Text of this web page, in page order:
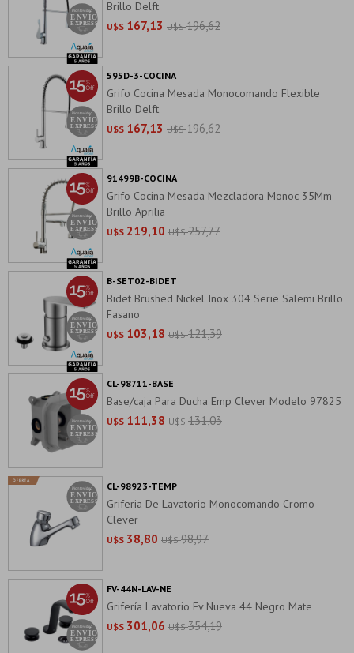
Brillo Delft
U$S 167,13 U$S 196,62
Grifo Cocina Mesada Monocomando Flexible
Brillo Delft
U$S 167,13 U$S 196,62
595D-3-COCINA
Grifo Cocina Mesada Mezcladora Monoc 35Mm
Brillo Aprilia
U$S 219,10 U$S 257,77
91499B-COCINA
Bidet Brushed Nickel Inox 304 Serie Salemi Brillo
Fasano
U$S 103,18 U$S 121,39
B-SET02-BIDET
Base/caja Para Ducha Emp Clever Modelo 97825
U$S 111,38 U$S 131,03
CL-98711-BASE
Griferia De Lavatorio Monocomando Cromo
Clever
U$S 38,80 U$S 98,97
CL-98923-TEMP
Grifería Lavatorio Fv Nueva 44 Negro Mate
U$S 301,06 U$S 354,19
FV-44N-LAV-NE